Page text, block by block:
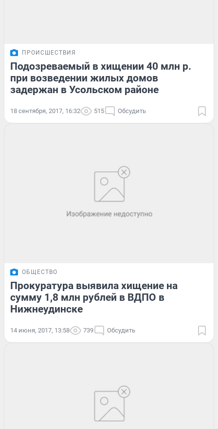
ПРОИСШЕСТВИЯ
Подозреваемый в хищении 40 млн р.
при возведении жилых домов
задержан в Усольском районе
18 сентября, 2017, 16:32 515 Обсудить
ОБЩЕСТВО
Прокуратура выявила хищение на
сумму 1,8 млн рублей в ВДПО в
Нижнеудинске
14 июня, 2017, 13:58 739 Обсудить